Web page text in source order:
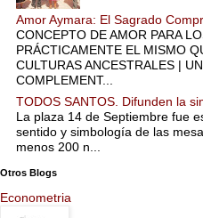
Amor Aymara: El Sagrado
CONCEPTO DE AMOR PARA
PRÁCTICAMENTE EL MISMO
CULTURAS ANCESTRALES |
COMPLEMENT...
TODOS SANTOS. Difunden la
La plaza 14 de Septiembre fue
sentido y simbología de las
menos 200 n...
Otros Blogs
Econometria